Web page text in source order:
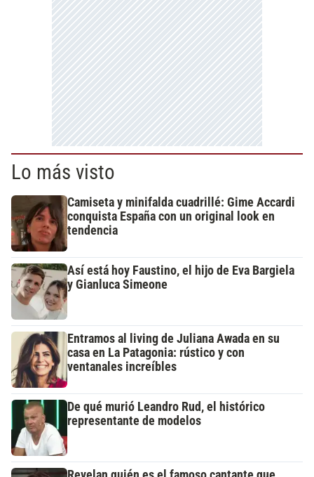
Lo más visto
Camiseta y minifalda cuadrillé: Gime Accardi
conquista España con un original look en
tendencia
Así está hoy Faustino, el hijo de Eva Bargiela
y Gianluca Simeone
Entramos al living de Juliana Awada en su
casa en La Patagonia: rústico y con
ventanales increíbles
De qué murió Leandro Rud, el histórico
representante de modelos